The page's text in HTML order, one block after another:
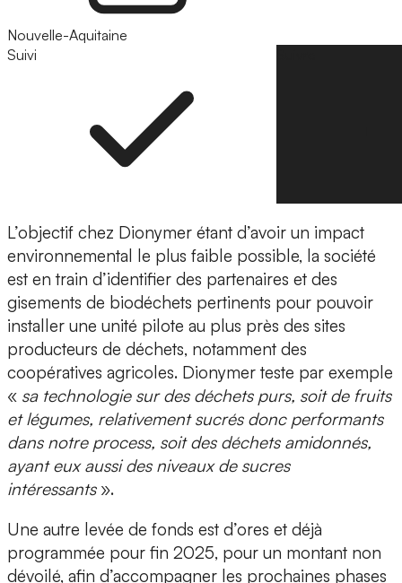
Nouvelle-Aquitaine
Suivi
L’objectif chez Dionymer étant d’avoir un impact
environnemental le plus faible possible, la société
est en train d’identifier des partenaires et des
gisements de biodéchets pertinents pour pouvoir
installer une unité pilote au plus près des sites
producteurs de déchets, notamment des
coopératives agricoles. Dionymer teste par exemple
« sa technologie sur des déchets purs, soit de fruits
et légumes, relativement sucrés donc performants
dans notre process, soit des déchets amidonnés,
ayant eux aussi des niveaux de sucres
intéressants».
Une autre levée de fonds est d’ores et déjà
programmée pour fin 2025, pour un montant non
dévoilé, afin d’accompagner les prochaines phases